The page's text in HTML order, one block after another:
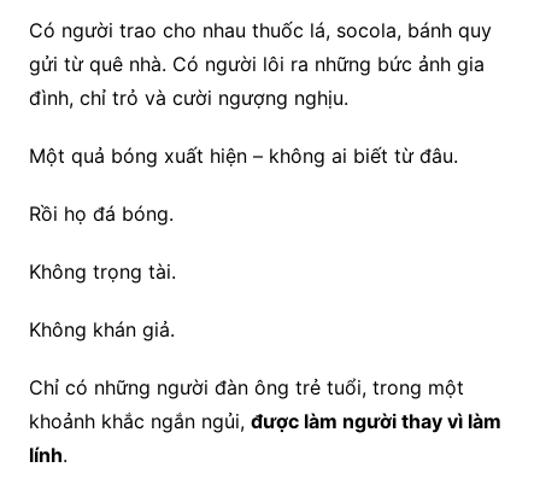
Có người trao cho nhau thuốc lá, socola, bánh quy
gửi từ quê nhà. Có người lôi ra những bức ảnh gia
đình, chỉ trỏ và cười ngượng nghịu.
Một quả bóng xuất hiện – không ai biết từ đâu.
Rồi họ đá bóng.
Không trọng tài.
Không khán giả.
Chỉ có những người đàn ông trẻ tuổi, trong một
khoảnh khắc ngắn ngủi, được làm người thay vì làm
lính.